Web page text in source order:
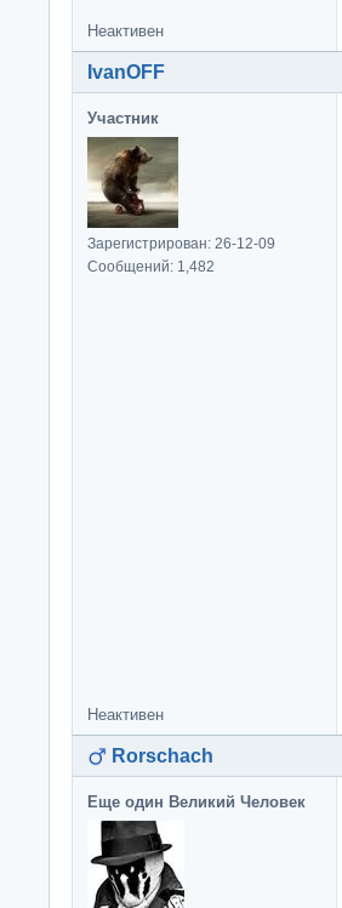
Неактивен
IvanOFF
Участник
Зарегистрирован: 26-12-09
Сообщений: 1,482
Неактивен
Rorschach
Еще один Великий Человек